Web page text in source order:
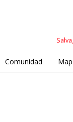
Comunidad